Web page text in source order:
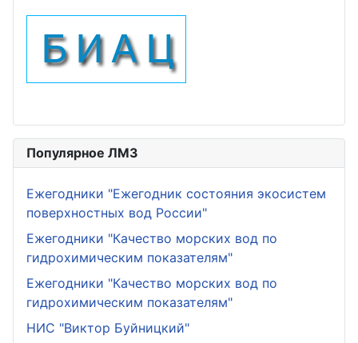
Популярное ЛМЗ
Ежегодники "Ежегодник состояния экосистем
поверхностных вод России"
Ежегодники "Качество морских вод по
гидрохимическим показателям"
Ежегодники "Качество морских вод по
гидрохимическим показателям"
НИС "Виктор Буйницкий"